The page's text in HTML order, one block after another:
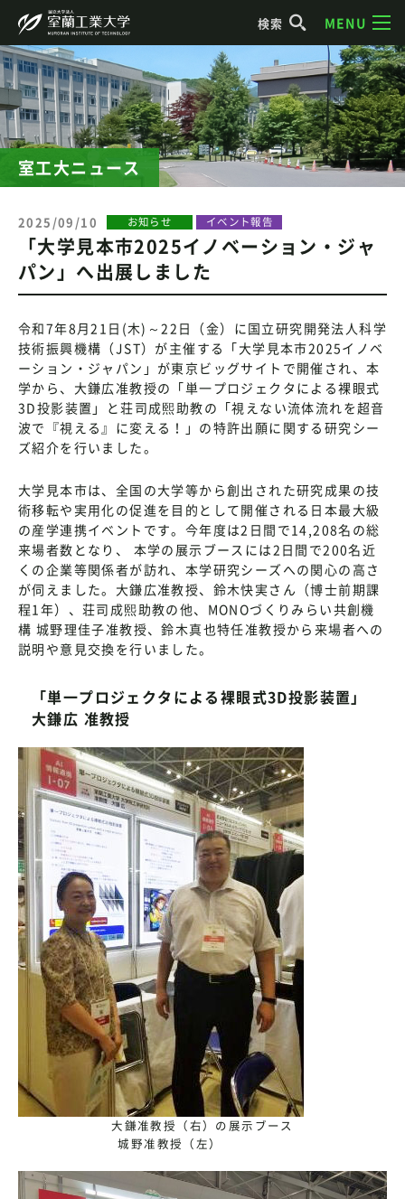
検索 MENU
室工大ニュース
2025/09/10 お知らせ イベント報告
「大学見本市2025イノベーション・ジャ
パン」へ出展しました
令和7年8月21日(木)～22日（金）に国立研究開発法人科学
技術振興機構（JST）が主催する「大学見本市2025イノベ
ーション・ジャパン」が東京ビッグサイトで開催され、本
学から、大鎌広准教授の「単一プロジェクタによる裸眼式
3D投影装置」と荘司成熙助教の「視えない流体流れを超音
波で『視える』に変える！」の特許出願に関する研究シー
ズ紹介を行いました。
大学見本市は、全国の大学等から創出された研究成果の技
術移転や実用化の促進を目的として開催される日本最大級
の産学連携イベントです。今年度は2日間で14,208名の総
来場者数となり、 本学の展示ブースには2日間で200名近
くの企業等関係者が訪れ、本学研究シーズへの関心の高さ
が伺えました。大鎌広准教授、鈴木快実さん（博士前期課
程1年）、荘司成熙助教の他、MONOづくりみらい共創機
構 城野理佳子准教授、鈴木真也特任准教授から来場者への
説明や意見交換を行いました。
「単一プロジェクタによる裸眼式3D投影装置」
大鎌広 准教授
大鎌准教授（右）の展示ブース
城野准教授（左）